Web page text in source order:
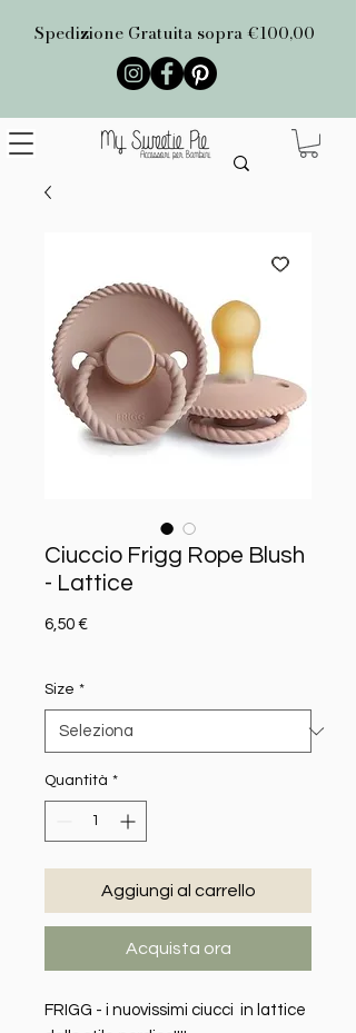
Spedizione Gratuita sopra €100,00
Ciuccio Frigg Rope Blush
- Lattice
6,50 €Prezzo
Size *
Quantità *
Aggiungi al carrello
Acquista ora
FRIGG - i nuovissimi ciucci in lattice